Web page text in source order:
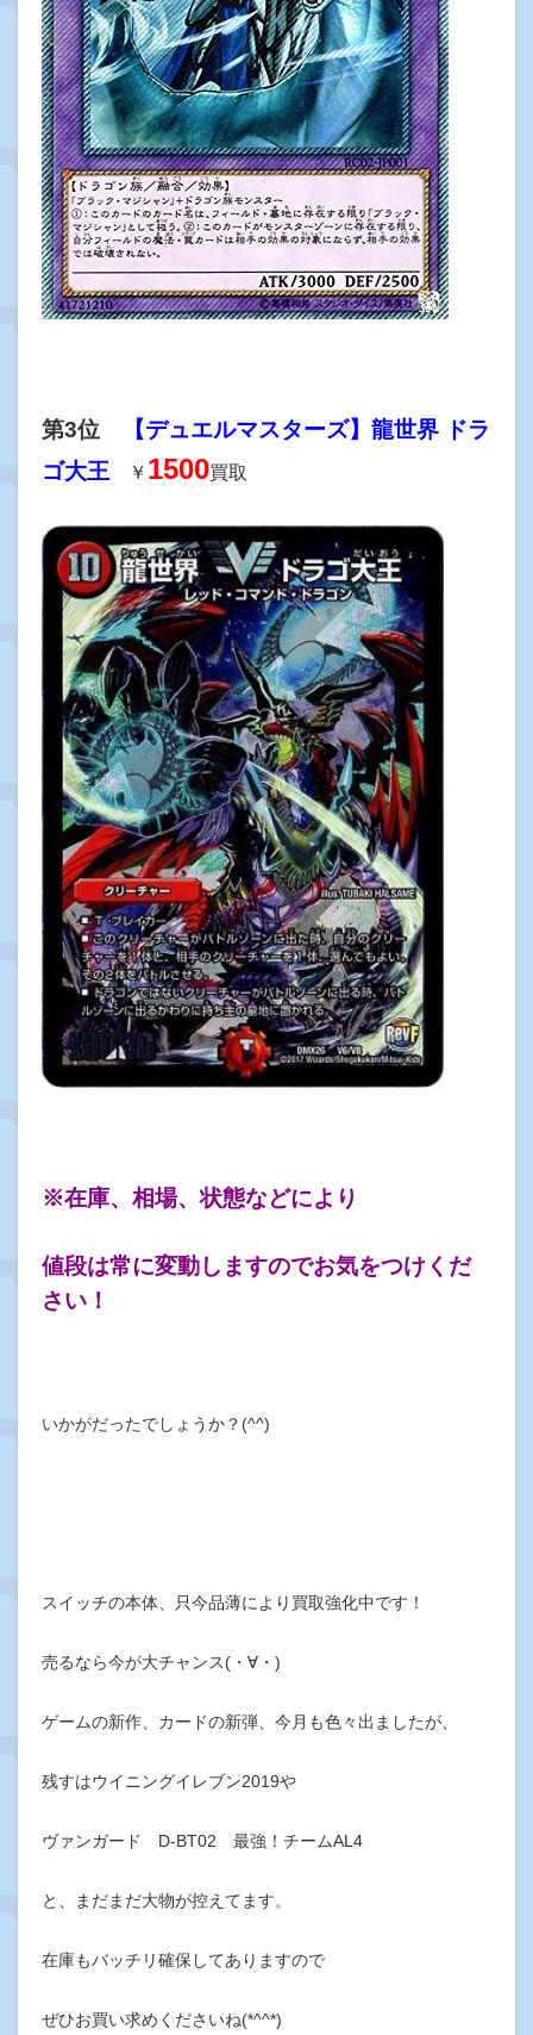
第3位
【デュエルマスターズ】龍世界 ドラ
ゴ大王 ￥ 1500買取
※在庫、相場、状態などにより
値段は常に変動しますのでお気をつけくだ
さい！
いかがだったでしょうか？(^^)
スイッチの本体、只今品薄により買取強化中です！
売るなら今が大チャンス(・∀・)
ゲームの新作、カードの新弾、今月も色々出ましたが、
残すはウイニングイレブン2019や
ヴァンガード D-BT02 最強！チームAL4
と、まだまだ大物が控えてます。
在庫もバッチリ確保してありますので
ぜひお買い求めくださいね(*^^*)